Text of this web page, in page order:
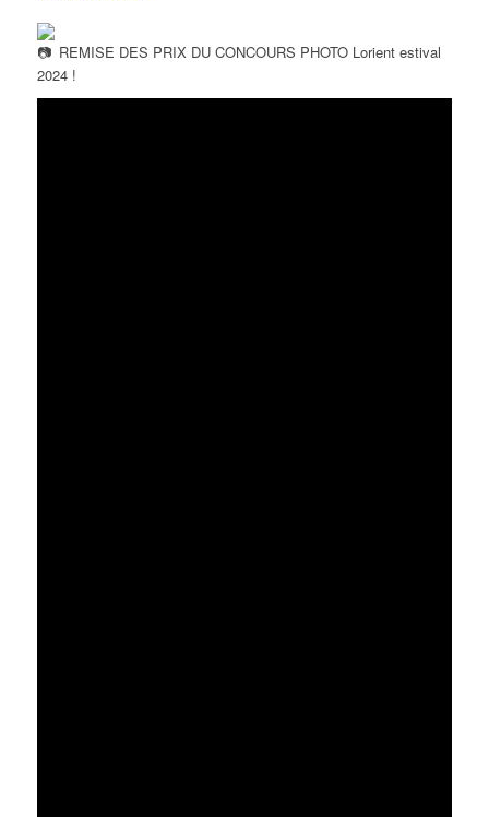
REMISE DES PRIX DU CONCOURS PHOTO Lorient estival
2024 !